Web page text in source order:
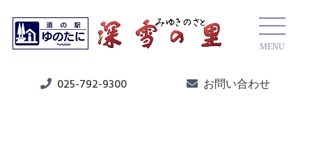
MENU
025-792-9300 お問い合わせ